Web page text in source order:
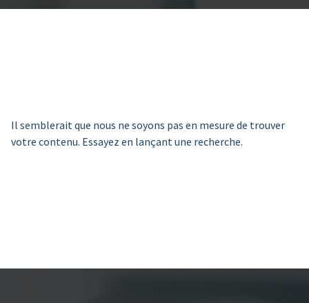
Il semblerait que nous ne soyons pas en mesure de trouver
votre contenu. Essayez en lançant une recherche.